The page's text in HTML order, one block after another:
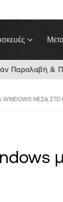
Παραλαβή &
WINDOWS ΜΈΣΑ ΣΤΟ